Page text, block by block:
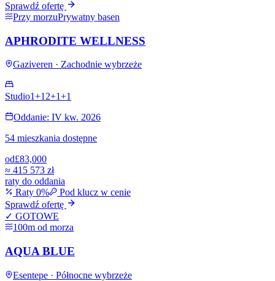
Sprawdź ofertę
Przy morzuPrywatny basen
APHRODITE WELLNESS
Gaziveren · Zachodnie wybrzeże
Studio1+12+1+1
Oddanie: IV kw. 2026
54 mieszkania dostępne
od£83,000
≈ 415 573 zł
raty do oddania
Raty 0%
Pod klucz w cenie
Sprawdź ofertę
✓ GOTOWE
100m od morza
AQUA BLUE
Esentepe · Północne wybrzeże